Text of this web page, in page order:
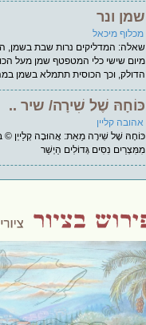
שמן ונר
מכלוף מיכאל
שאלה: המדליקים נרות שבת בשמן,
מיום שישי כלי המטפטף שמן מעל
הדולק, וכך הכוסית תתמלא בשמן
כּוֹחָהּ שֶׁל שִׁירָה/ שיר ..
אהובה קליין
כּוֹחָהּ שֶׁל שִׁירָה מֵאֵת: אֲהוּבָה קְלַייְן ©
מִמִּצְרַיִם נִסִּים גְּדוֹלִים הַיְשַׁר